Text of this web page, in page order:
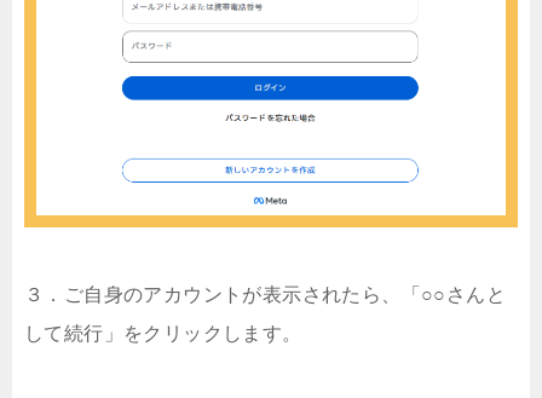
３．ご自身のアカウントが表示されたら、「○○さんと
して続行」をクリックします。